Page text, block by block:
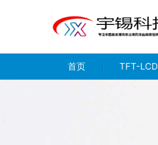
首页 TFT-LCD